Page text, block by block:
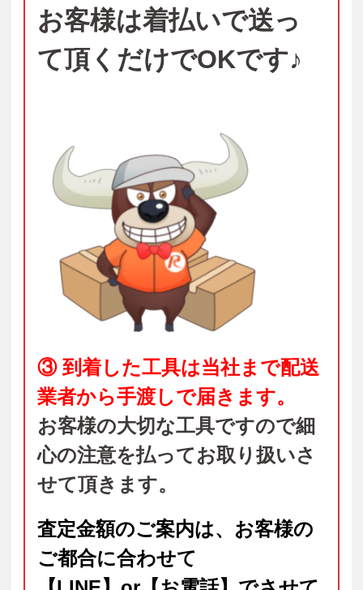
お客様は着払いで送っ
て頂くだけでOKです♪
③ 到着した工具は当社まで配送
業者から手渡しで届きます。
お客様の大切な工具ですので細
心の注意を払ってお取り扱いさ
せて頂きます。
査定金額のご案内は、お客様の
ご都合に合わせて